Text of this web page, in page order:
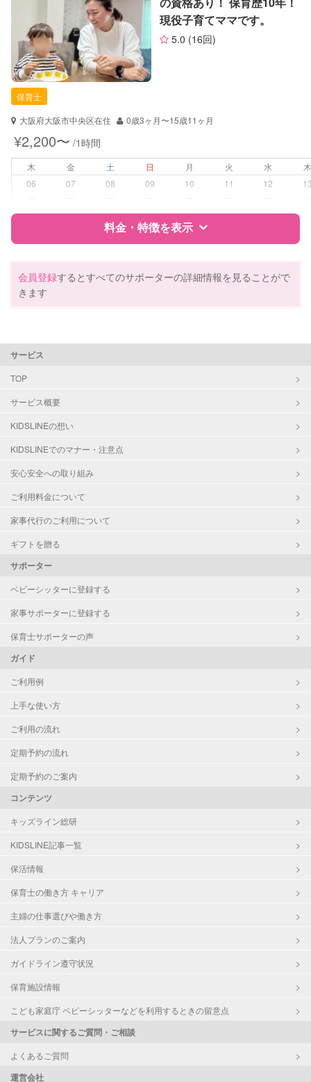
定期予約 お引き受けしていません
お子様の撮影
（定期特典）
対応不可
サポートの特徴
資格
自治体届出済ベビーシッター
保育士
幼稚園教諭
対応可能/特徴 送迎サポート
病児対応
障がい児対応 対応可否は個別に相談
レッスン なし
お子様の撮影
（定期特典）
対応不可
現役子育てママです。
5.0 (16回)
保育士
大阪府大阪市中央区在住
0歳3ヶ月〜15歳11ヶ月
¥2,200〜 /1時間
木 金 土 日 月 火 水
06
07 08 09 10 11 12
料金・特徴を表示
資格
自治体届出済ベビーシッター
対応可能/特徴
病児対応
レッスン
定期予約
お子様の撮影
会員登録するとすべてのサポーターの詳細情報を見ることがで
きます
サービス
TOP
サービス概要
KIDSLINEの想い
KIDSLINEでのマナー・注意点
安心安全への取り組み
ご利用料金について
家事代行のご利用について
ギフトを贈る
サポーター
ベビーシッターに登録する
家事サポーターに登録する
保育士サポーターの声
ガイド
ご利用例
上手な使い方
ご利用の流れ
定期予約の流れ
定期予約のご案内
コンテンツ
キッズライン総研
KIDSLINE記事一覧
保活情報
保育士の働き方 キャリア
主婦の仕事選びや働き方
法人プランのご案内
ガイドライン遵守状況
保育施設情報
こども家庭庁 ベビーシッターなどを利用するときの留意点
サービスに関するご質問・ご相談
よくあるご質問
運営会社